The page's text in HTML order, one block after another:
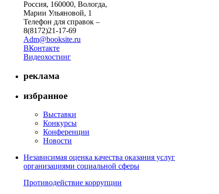
Россия, 160000, Вологда,
Марии Ульяновой, 1
Телефон для справок –
8(8172)21-17-69
Adm@booksite.ru
ВКонтакте
Видеохостинг
реклама
избранное
Выставки
Конкурсы
Конференции
Новости
Независимая оценка качества оказания услуг
организациями социальной сферы
Противодействие коррупции